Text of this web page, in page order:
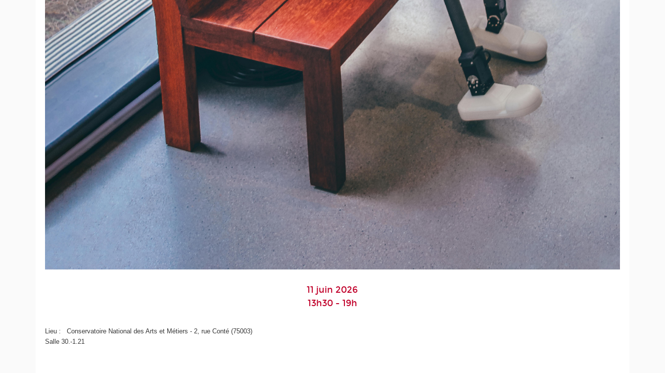
11 juin 2026
13h30 - 19h
Lieu : Conservatoire National des Arts et Métiers - 2, rue Conté (75003)
Salle 30.-1.21